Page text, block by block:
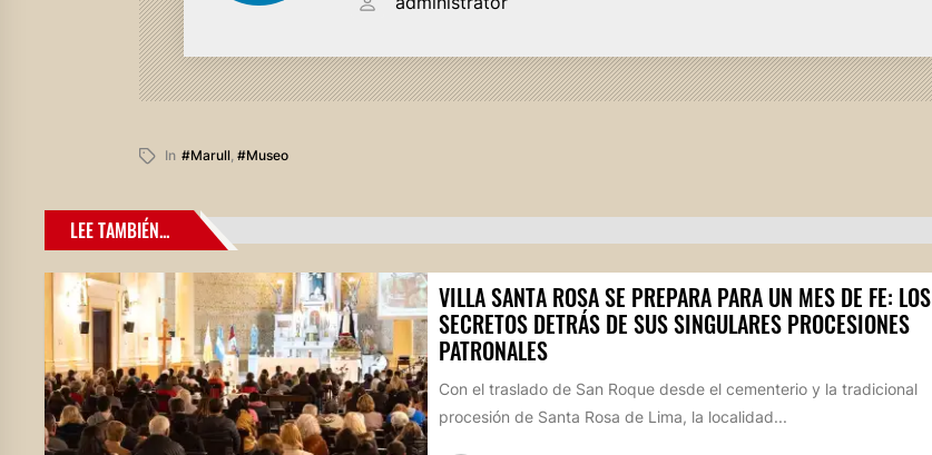
In #marull, #museo
LEE TAMBIÉN...
VILLA SANTA ROSA SE PREPARA PARA UN MES DE FE: LOS
SECRETOS DETRÁS DE SUS SINGULARES PROCESIONES
PATRONALES
Con el traslado de San Roque desde el cementerio y la tradicional
procesión de Santa Rosa de Lima, la localidad...